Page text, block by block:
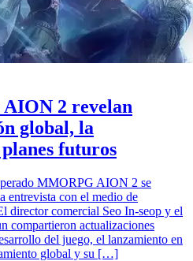
2 revelan
global, la
futuros
MMORPG AION 2 se
entrevista con el medio de
director comercial Seo In-seop y el
compartieron actualizaciones
del juego, el lanzamiento en
global y su […]